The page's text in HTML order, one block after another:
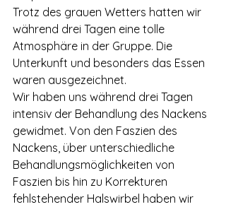
Trotz des grauen Wetters hatten wir
während drei Tagen eine tolle
Atmosphäre in der Gruppe. Die
Unterkunft und besonders das Essen
waren ausgezeichnet.
Wir haben uns während drei Tagen
intensiv der Behandlung des Nackens
gewidmet. Von den Faszien des
Nackens, über unterschiedliche
Behandlungsmöglichkeiten von
Faszien bis hin zu Korrekturen
fehlstehender Halswirbel haben wir